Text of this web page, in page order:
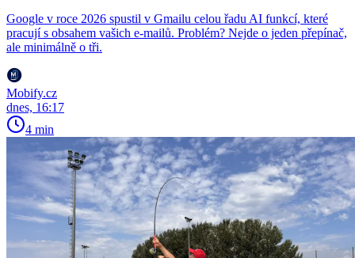
Google v roce 2026 spustil v Gmailu celou řadu AI funkcí, které
pracují s obsahem vašich e-mailů. Problém? Nejde o jeden přepínač,
ale minimálně o tři.
Mobify.cz
dnes, 16:17
4 min